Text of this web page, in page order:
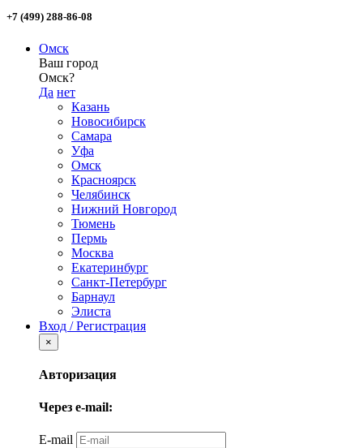
+7 (499) 288-86-08
Омск
Ваш город
Омск?
Да нет
Казань
Новосибирск
Самара
Уфа
Омск
Красноярск
Челябинск
Нижний Новгород
Тюмень
Пермь
Москва
Екатеринбург
Санкт-Петербург
Барнаул
Элиста
Вход / Регистрация
×
Авторизация
Через e-mail:
E-mail